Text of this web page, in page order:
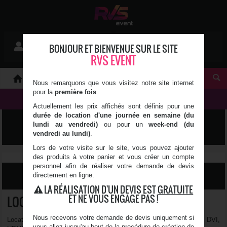
Se connecter
0 article(s)
LUMIÈRE, SON & VIDÉO
FILTRER LES RÉSULTATS
LOCATION D'ACCESSOIRE VIDÉO
Location d'accessoires pour toutes la partie vidéo (adaptateur DVI,
BONJOUR ET BIENVENUE SUR LE SITE
RVS EVENT
Nous remarquons que vous visitez notre site internet
pour la première fois.
Actuellement les prix affichés sont définis pour une
durée de location d'une journée en semaine (du
lundi au vendredi) ou pour unweek-end (du
vendredi au lundi).
Lors de votre visite sur le site, vous pouvez ajouter
des produits à votre panier et vous créer un compte
personnel afin de réaliser votre demande de devis
directement en ligne.
LA RÉALISATION D'UN DEVIS ESTGRATUITE
ET NE VOUS ENGAGE PAS !
Nous recevons votre demande de devis uniquement si